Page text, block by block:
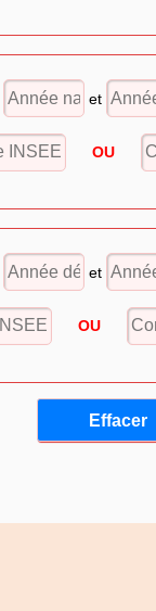
et
OU
et
OU